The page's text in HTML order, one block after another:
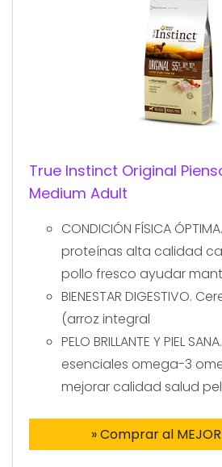
True Instinct Original
Medium Adult
CONDICIÓN FÍSICA
proteínas alta calidad
pollo fresco ayudar
BIENESTAR DIGESTIVO.
(arroz integral
PELO BRILLANTE Y PIEL
esenciales omega-3
mejorar calidad salud
» Comprar al MEJOR